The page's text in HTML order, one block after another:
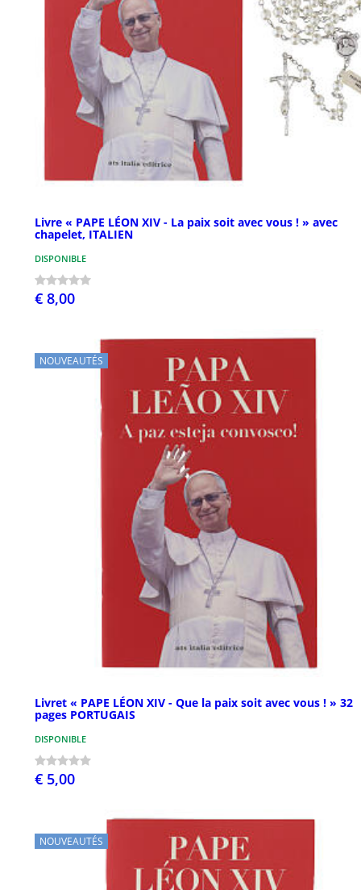
Livre « PAPE LÉON XIV - La paix soit avec vous ! » avec
chapelet, ITALIEN
DISPONIBLE
€ 8,00
NOUVEAUTÉS
Livret « PAPE LÉON XIV - Que la paix soit avec vous ! » 32
pages PORTUGAIS
DISPONIBLE
€ 5,00
NOUVEAUTÉS